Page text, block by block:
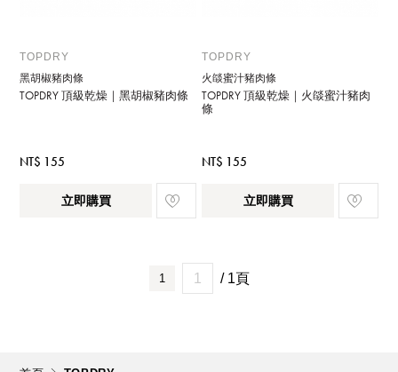
TOPDRY
黑胡椒豬肉條
TOPDRY 頂級乾燥｜黑胡椒豬肉條
NT$ 155
立即購買
TOPDRY
火燄蜜汁豬肉條
TOPDRY 頂級乾燥｜火燄蜜汁豬肉
條
NT$ 155
立即購買
1 / 1頁